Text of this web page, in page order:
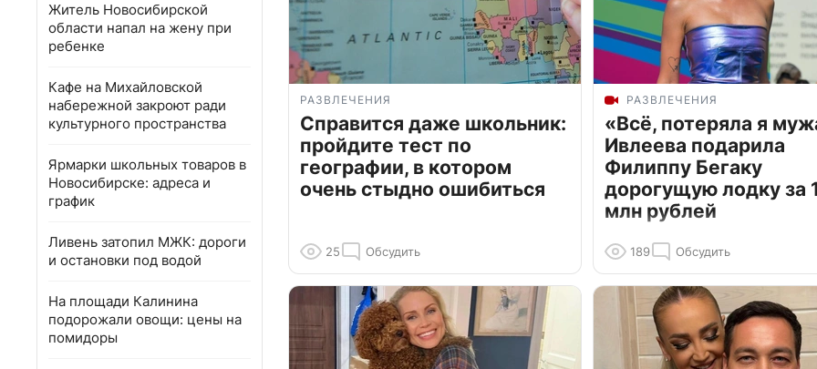
Житель Новосибирской
области напал на жену при
ребенке
Кафе на Михайловской
набережной закроют ради
культурного пространства
Ярмарки школьных товаров в
Новосибирске: адреса и
график
Ливень затопил МЖК: дороги
и остановки под водой
На площади Калинина
подорожали овощи: цены на
помидоры
РАЗВЛЕЧЕНИЯ
Справится даже школьник:
пройдите тест по
географии, в котором
очень стыдно ошибиться
25 Обсудить
РАЗВЛЕЧЕНИЯ
«Всё, потеряла я
Ивлеева подарила
Филиппу Бегаку
дорогущую лодку за
млн рублей
189 Обсудить